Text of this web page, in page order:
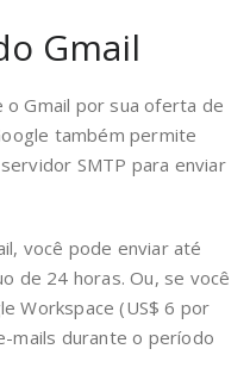
Gmail
o Gmail por sua oferta de
também permite
SMTP para enviar
você pode enviar até
de 24 horas. Ou, se você
Workspace (US$ 6 por
mails durante o período